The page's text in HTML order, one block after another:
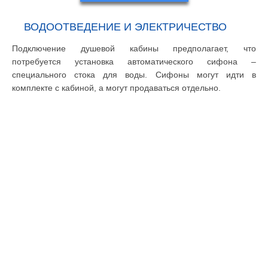
ВОДООТВЕДЕНИЕ И ЭЛЕКТРИЧЕСТВО
Подключение душевой кабины предполагает, что
потребуется установка автоматического сифона –
специального стока для воды. Сифоны могут идти в
комплекте с кабиной, а могут продаваться отдельно.